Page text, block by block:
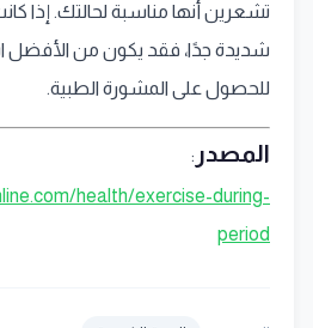
تشعرين أنها مناسبة لحالتك. إذا
شديدة جدًا، فقد يكون من
للحصول على المشورة الطبية.
المصدر :
health/exercise-during-
period